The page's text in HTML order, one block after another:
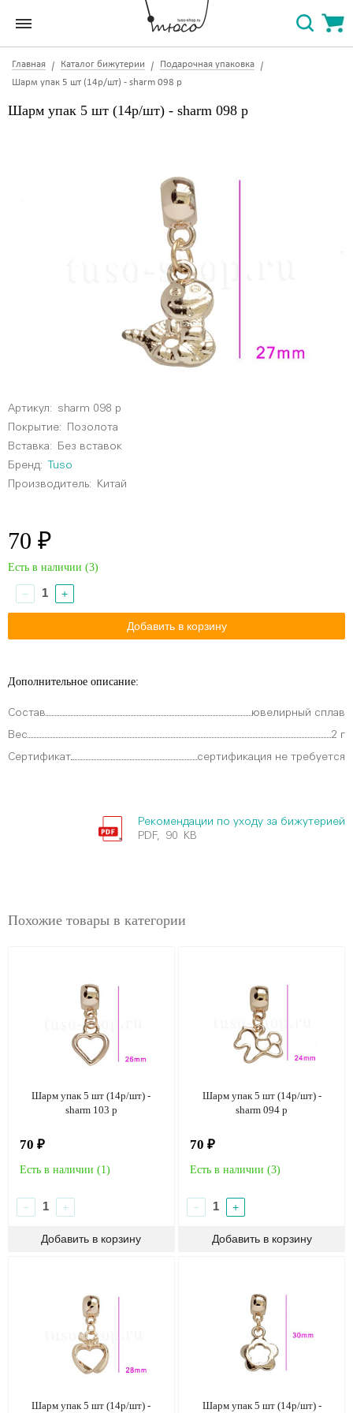
Главная Каталог бижутерии
Подарочная упаковка
Шарм упак 5 шт (14р/шт) - sharm 098 p
Шарм упак 5 шт (14р/шт) - sharm 098 p
Артикул:
sharm 098 p
Покрытие: Позолота
Вставка: Без вставок
Бренд:
Tuso
Производитель: Китай
70 ₽
Есть в наличии (3)
− +
Дополнительное описание:
Состав ювелирный сплав
Вес 2 г
Сертификат сертификация не требуется
Рекомендации по уходу за бижутерией
PDF, 90 KB
Похожие товары в категории
Шарм упак 5 шт (14р/шт) -
sharm 103 p
70 ₽
Есть в наличии (1)
− +
Шарм упак 5 шт (14р/шт) -
sharm 094 p
70 ₽
Есть в наличии (3)
− +
Шарм упак 5 шт (14р/шт) - Шарм упак 5 шт (14р/шт) -